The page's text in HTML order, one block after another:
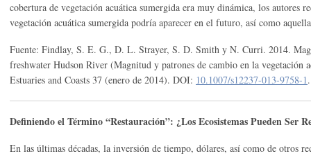
cobertura de vegetación acuática sumergida era muy dinámica, los autores
vegetación acuática sumergida podría aparecer en el futuro, así como
Fuente: Findlay, S. E. G., D. L. Strayer, S. D. Smith y N. Curri. 2014.
freshwater Hudson River (Magnitud y patrones de cambio en la vegetación
Estuaries and Coasts 37 (enero de 2014). DOI: 10.1007/s12237-013-9758-1.
Definiendo el Término “Restauración”: ¿Los Ecosistemas Pueden Ser
En las últimas décadas, la inversión de tiempo, dólares, así como de otros